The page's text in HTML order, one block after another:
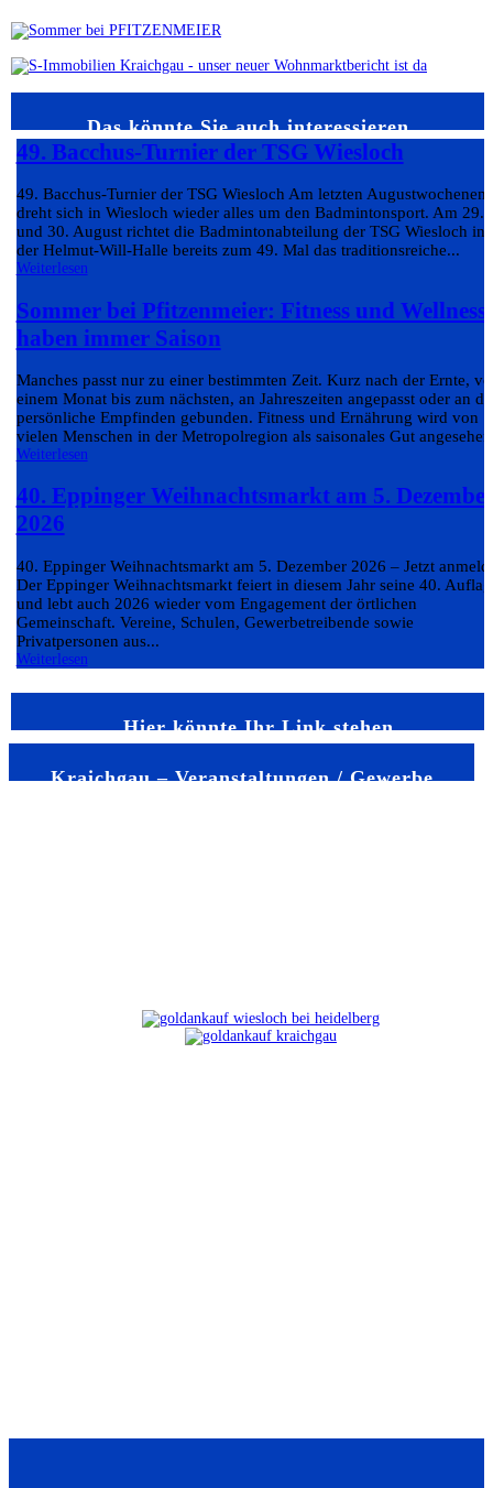
Das könnte Sie auch interessieren…
49. Bacchus-Turnier der TSG Wiesloch
49. Bacchus-Turnier der TSG Wiesloch Am letzten
dreht sich in Wiesloch wieder alles um den Badmintonsport. Am 29.
und 30. August richtet die Badmintonabteilung der TSG Wiesloch in
der Helmut-Will-Halle bereits zum 49. Mal das traditionsreiche...
Weiterlesen
Sommer bei Pfitzenmeier: Fitness und Wellness
haben immer Saison
Manches passt nur zu einer bestimmten Zeit. Kurz nach der Ernte,
einem Monat bis zum nächsten, an Jahreszeiten angepasst oder an
persönliche Empfinden gebunden. Fitness und Ernährung wird von
vielen Menschen in der Metropolregion als saisonales Gut
Weiterlesen
40. Eppinger Weihnachtsmarkt am 5.
2026
40. Eppinger Weihnachtsmarkt am 5. Dezember 2026 – Jetzt
Der Eppinger Weihnachtsmarkt feiert in diesem Jahr seine 40.
und lebt auch 2026 wieder vom Engagement der örtlichen
Gemeinschaft. Vereine, Schulen, Gewerbetreibende sowie
Privatpersonen aus...
Weiterlesen
Hier könnte Ihr Link stehen
Kraichgau – Veranstaltungen / Gewerbe